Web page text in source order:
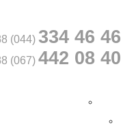
(044) 334 46 46
(067) 442 08 40